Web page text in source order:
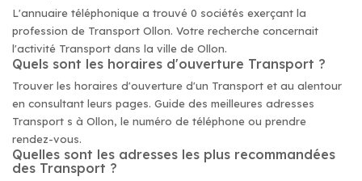
L'annuaire téléphonique a trouvé 0 sociétés exerçant la
profession de Transport Ollon. Votre recherche concernait
l'activité Transport dans la ville de Ollon.
Quels sont les horaires d'ouverture Transport ?
Trouver les horaires d'ouverture d'un Transport et au alentour
en consultant leurs pages. Guide des meilleures adresses
Transport s à Ollon, le numéro de téléphone ou prendre
rendez-vous.
Quelles sont les adresses les plus recommandées
des Transport ?